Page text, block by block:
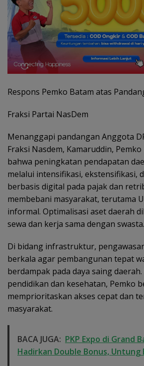
Respons Pemko Batam atas
Fraksi Partai NasDem
Menanggapi pandangan Anggota
Fraksi Nasdem, Kamaruddin,
bahwa peningkatan pendapatan
melalui intensifikasi, ekstensifikasi,
berbasis digital pada pajak dan
membebani masyarakat, terutama
informal. Optimalisasi aset daerah
sewa dan kerja sama dengan swasta.
Di bidang infrastruktur,
berkala agar pembangunan tepat
berdampak pada daya saing
pendidikan dan kesehatan, Pemko
memprioritaskan akses cepat dan
masyarakat.
BACA JUGA: PKP Expo di Grand
Hadirkan Double Bonus, Untung